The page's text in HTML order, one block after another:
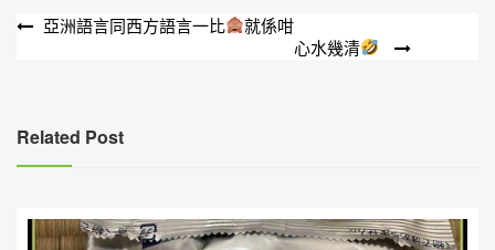
文
覽
亞洲語言同西方語言一比
就係咁
心水幾清
Related Post